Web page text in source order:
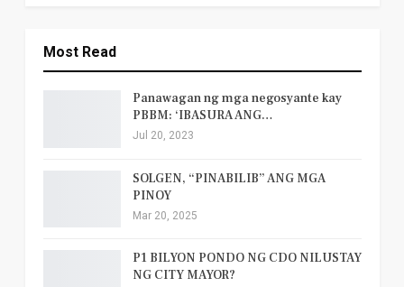
Most Read
Panawagan ng mga negosyante kay
PBBM: ‘IBASURA ANG…
Jul 20, 2023
SOLGEN, “PINABILIB” ANG MGA
PINOY
Mar 20, 2025
P1 BILYON PONDO NG CDO NILUSTAY
NG CITY MAYOR?